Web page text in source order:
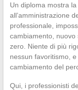
Un diploma mostra
all’amministrazione
professionale,
cambiamento,
zero. Niente di più
nessun favoritismo,
cambiamento del
Qui, i professionisti